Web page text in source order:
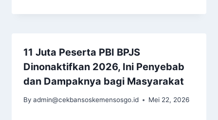
11 Juta Peserta PBI BPJS
Dinonaktifkan 2026, Ini Penyebab
dan Dampaknya bagi Masyarakat
By admin@cekbansoskemensosgo.id Mei 22, 2026